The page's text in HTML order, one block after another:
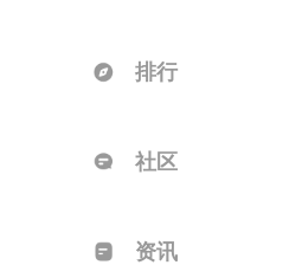
排行
社区
资讯